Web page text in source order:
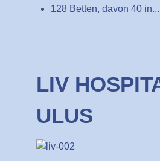
128 Betten, davon 40 in...
LIV
ULUS